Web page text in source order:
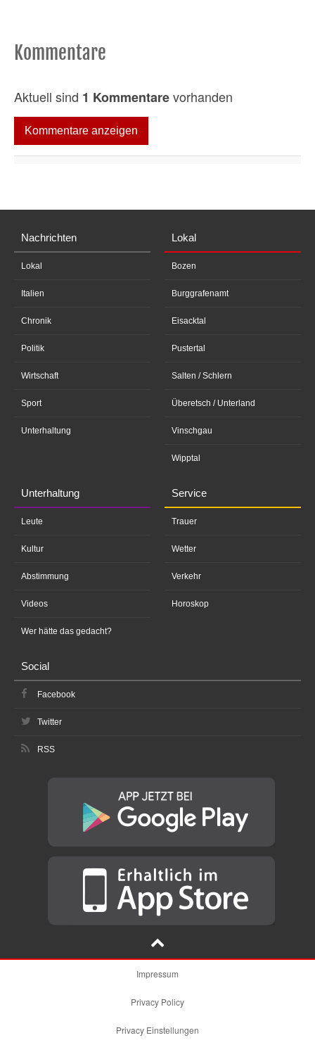
Kommentare
Aktuell sind 1 Kommentarevorhanden
Kommentare anzeigen
Nachrichten
Lokal
Italien
Chronik
Politik
Wirtschaft
Sport
Unterhaltung
Lokal
Bozen
Burggrafenamt
Eisacktal
Pustertal
Salten / Schlern
Überetsch / Unterland
Vinschgau
Wipptal
Unterhaltung
Leute
Kultur
Abstimmung
Videos
Wer hätte das gedacht?
Service
Trauer
Wetter
Verkehr
Horoskop
Social
Facebook
Twitter
RSS
Impressum
Privacy Policy
Privacy Einstellungen